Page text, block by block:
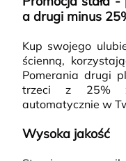
a drugi minus
Kup swojego
ścienną,
Pomerania drugi
trzeci z 25%
automatycznie w
Wysoka jakość